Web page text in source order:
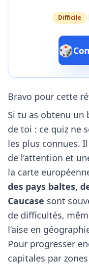
Difficile
🎲
Bravo pour cette
Si tu as obtenu un
de toi : ce quiz ne
les plus connues.
de l’attention et
la carte
des pays baltes,
Caucase sont
de difficultés,
l’aise en
Pour progresser
capitales par